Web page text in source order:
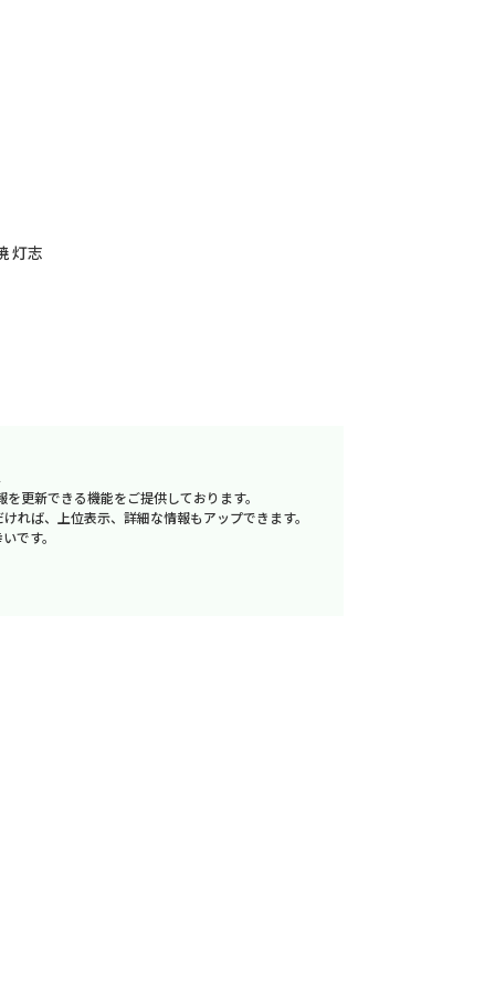
灯志
更新できる機能をご提供しております。
れば、上位表示、詳細な情報もアップできます。
です。